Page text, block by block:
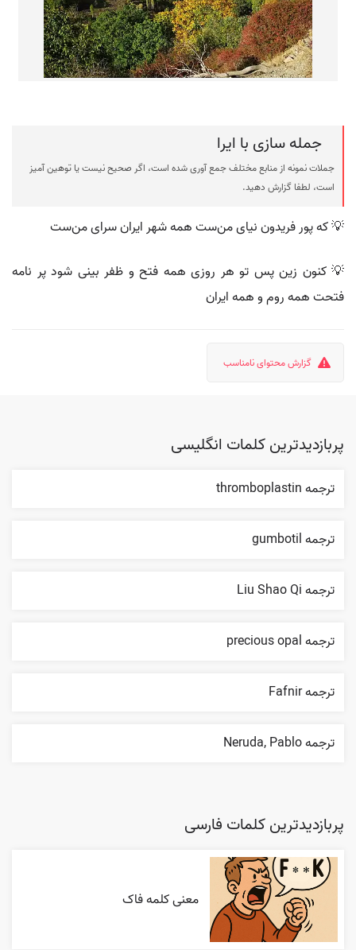
جمله سازی با ایرا
جملات نمونه از منابع مختلف جمع آوری شده است، اگر صحیح نیست یا توهین آمیز
است، لطفا گزارش دهید.
💡 که پور فریدون نیای من‌ست همه شهر ایران سرای من‌ست
💡 کنون زین پس تو هر روزی همه فتح و ظفر بینی شود پر نامه
فتحت همه روم و همه ایران
گزارش محتوای نامناسب
پربازدیدترین کلمات انگلیسی
ترجمه thromboplastin
ترجمه gumbotil
ترجمه Liu Shao Qi
ترجمه precious opal
ترجمه Fafnir
ترجمه Neruda, Pablo
پربازدیدترین کلمات فارسی
معنی کلمه فاک